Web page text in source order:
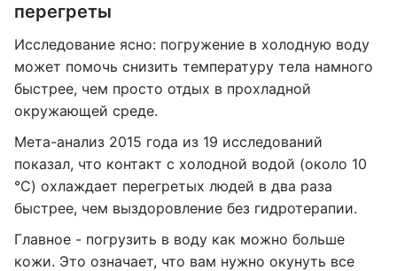
перегреты
Исследование ясно: погружение в холодную воду
может помочь снизить температуру тела намного
быстрее, чем просто отдых в прохладной
окружающей среде.
Мета-анализ 2015 года из 19 исследований
показал, что контакт с холодной водой (около 10
°C) охлаждает перегретых людей в два раза
быстрее, чем выздоровление без гидротерапии.
Главное - погрузить в воду как можно больше
кожи. Это означает, что вам нужно окунуть все